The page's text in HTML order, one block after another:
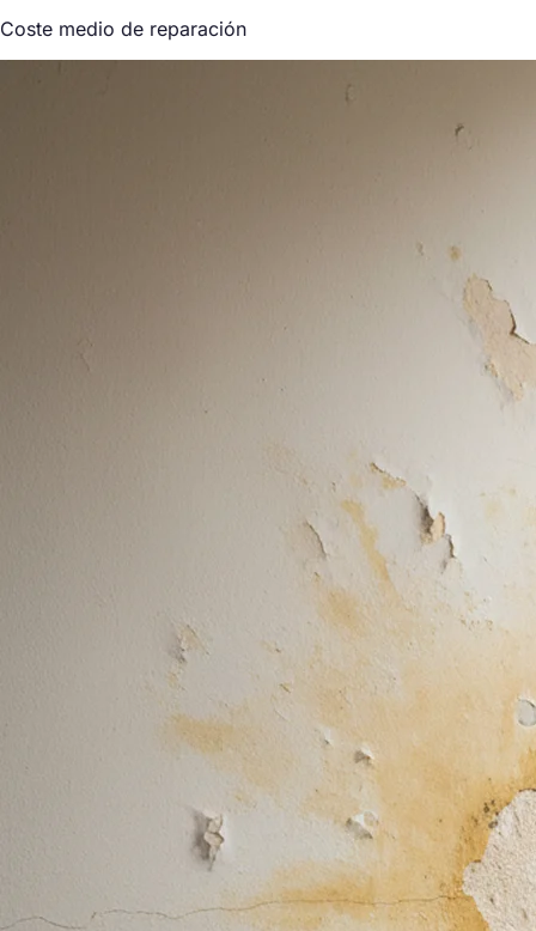
Coste medio de reparación